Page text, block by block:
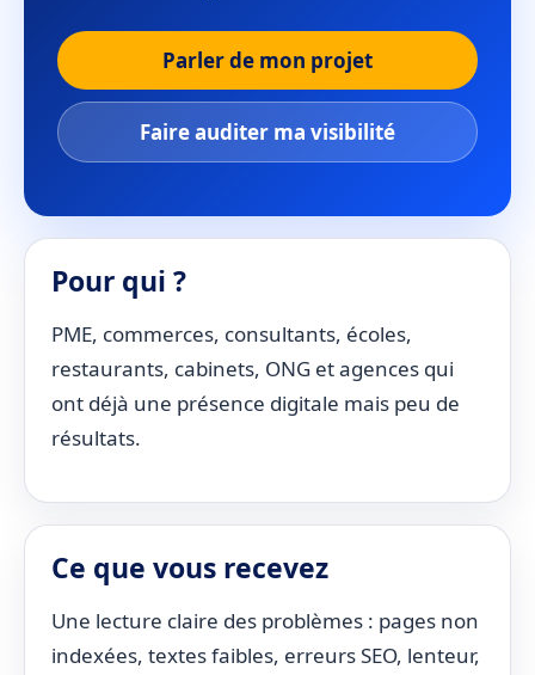
Parler de mon projet
Faire auditer ma visibilité
Pour qui ?
PME, commerces, consultants, écoles,
restaurants, cabinets, ONG et agences qui
ont déjà une présence digitale mais peu de
résultats.
Ce que vous recevez
Une lecture claire des problèmes : pages non
indexées, textes faibles, erreurs SEO, lenteur,